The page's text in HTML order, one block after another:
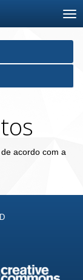
acordo com a